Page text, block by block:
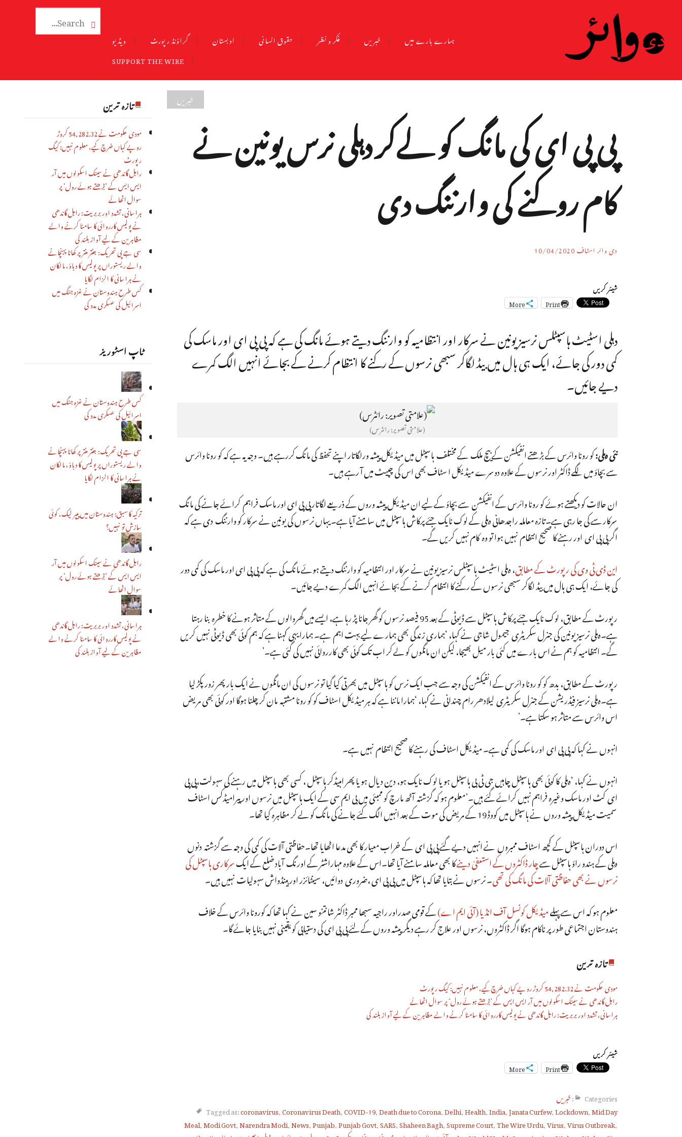
ہمارے بارے میں خبریں فکر و نظر حقوق انسانی ادبستان گراؤنڈ رپورٹ
ویڈیو
SUPPORT THE WIRE

تازہ ترین
مودی حکومت نے 54,282.32 کروڑ
روپے کہاں خرچ کیے، معلوم نہیں: کیگ
رپورٹ
راہل گاندھی نے سینک اسکولوں میں آر
ایس ایس کے ’بڑھتے ہوئے رول‘ پر
سوال اٹھائے
ہراسانی، تشدد اور بربریت: راہل گاندھی
نے پولیس کارروائی کا سامنا کرنے والے
مظاہرین کے لیے آواز بلند کی
سی جے پی تحریک: جنتر منتر پر کھانا پہنچانے
والے ریستوراں پر پولیس کا دباؤ، مالکان
نے ہراسانی کا الزام لگایا
کس طرح ہندوستان نے غزہ جنگ میں
اسرائیل کی عسکری مدد کی
ٹاپ اسٹوریز
کس طرح ہندوستان نے غزہ جنگ میں
اسرائیل کی عسکری مدد کی
سی جے پی تحریک: جنتر منتر پر کھانا پہنچانے
والے ریستوراں پر پولیس کا دباؤ، مالکان
نے ہراسانی کا الزام لگایا
ترکیہ کا سبق: ہندوستان میں پیپر لیک، کوئی
سازش تو نہیں؟
راہل گاندھی نے سینک اسکولوں میں آر
ایس ایس کے ’بڑھتے ہوئے رول‘ پر
سوال اٹھائے
ہراسانی، تشدد اور بربریت: راہل گاندھی
نے پولیس کارروائی کا سامنا کرنے والے
مظاہرین کے لیے آواز بلند کی
خبریں
پی پی ای کی مانگ کو لےکر دہلی نرس یونین نے
کام روکنے کی وارننگ دی
دی وائر اسٹاف10/04/2020
شیئر کریں
Print
More
دہلی اسٹیٹ ہاسپٹلس نرسیز یونین نے سرکار اور انتظامیہ کو وارننگ دیتے ہوئے مانگ کی ہے کہ پی پی ای اور ماسک کی
کمی دور کی جائے، ایک ہی ہال میں بیڈ لگاکر سبھی نرسوں کے رکنے کا انتظام کرنے کے بجائے انہیں الگ کمرے
دیے جائیں۔
(علامتی تصویر: رائٹرس)
نئی دہلی:کو رونا وائرس کے بڑھتے انفیکشن کے بیچ ملک کے مختلف ہاسپٹل میں میڈیکل پیشہ ورلگاتار اپنے تحفظ کی مانگ کررہے ہیں۔ وجہ یہ ہے کہ کو رونا وائرس
سے بچاؤ میں لگے ڈاکٹر اور نرسوں کے علاوہ دوسرے میڈیکل ا سٹاف بھی اس کی چپیٹ میں آ رہے ہیں۔
ان حالات کو دیکھتے ہوئے کو رونا وائرس کے انفیکشن سے بچاؤ کے لیے ان میڈیکل پیشہ وروں کے ذریعے لگاتار پی پی ای اور ماسک فراہم کرائے جانے کی مانگ
سرکار سے کی جا رہی ہے۔تازہ معاملہ راجدھانی دہلی کے لوک نایک جئے پرکاش ہاسپٹل میں سامنے آیا ہے۔ یہاں نرسوں کی یونین نے سرکار کو وارننگ دی ہے کہ
اگر پی پی ای اور رہنے کا صحیح انتظام نہیں ہوا تو وہ کام نہیں کریں گے۔
این ڈی ٹی وی کی رپورٹ کے مطابق، دہلی اسٹیٹ ہاسپٹلس نرسیز یونین نے سرکار اور انتظامیہ کو وارننگ دیتے ہوئے مانگ کی ہے کہ پی پی ای اور ماسک کی کمی دور
کی جائے، ایک ہی ہال میں بیڈ لگاکر سبھی نرسوں کے رکنے کا انتظام کرنے کے بجائے انہیں الگ کمرے دیے جائیں۔
رپورٹ کے مطابق، لوک نایک جئے پرکاش ہاسپٹل سے ڈیوٹی کے بعد 95 فیصد نرسوں کو گھر جانا پڑ رہا ہے، ایسے میں گھروالوں کے متاثر ہونے کا خطرہ بنا رہتا
ہے۔دہلی نرسیز یونین کی جنرل سکریٹری جیمول شاجی نے کہا، ‘ہماری زندگی بھی ہمارے لیے بہت اہم ہے۔ ہمارا یہی کہنا ہے کہ ہم کوئی بھی ڈیوٹی نہیں کریں
گے۔ انتظامیہ کو ہم نے اس بارے میں کئی بار میل بھیجا، لیکن ان مانگوں کو لے کر اب تک کوئی بھی کارروائی نہیں کی گئی ہے۔’
رپورٹ کے مطابق، بدھ کو کو رونا وائرس کے انفیکشن کی وجہ سے جب ایک نرس کو ہاسپٹل میں بھرتی کیا گیا تو نرسوں کی ان مانگوں نے ایک بار پھر زور پکڑ لیا
ہے۔دہلی نرسیز فیڈریشن کے جنرل سکریٹری لیلادھر رام چندانی نے کہا، ‘ہمارا ماننا ہے کہ ہر میڈیکل اسٹاف کو کو رونا مشتبہ مان کر چلنا ہوگا اور کوئی بھی مریض
اس وائرس سے متاثر ہو سکتا ہے۔’
انہوں نے کہا کہ پی پی ای اور ماسک کی کمی ہے۔ میڈیکل اسٹاف کی رہنے کا صحیح انتظام نہیں ہے۔
انہوں نے کہا، ‘دہلی کا کوئی بھی ہاسپٹل چاہیں جی ٹی بی ہاسپٹل ہو یا لوک نایک ہو، دین دیال ہو یا پھر امبیڈکر ہاسپٹل ، کسی بھی ہاسپٹل میں رہنے کی سہولت،پی پی
ای کٹ اور ماسک وغیرہ فراہم نہیں کرائے گئے ہیں۔’معلوم ہو کہ گزشتہ آٹھ مارچ کو ممبئی میں بی ایم سی کے ایک ہاسپٹل میں نرسوں اور پیرامیڈکس اسٹاف
سمیت میڈیکل پیشہ وروں نے ہاسپٹل میں کووڈ 19 کے مریض کی موت کے بعد انہیں الگ کئے جانے کی مانگ کو لے کر مظاہرہ کیا تھا۔
اس دوران ہاسپٹل کے کچھ اسٹاف ممبروں نے انہیں دیے گئے پی پی ای کے خراب معیار کا بھی مدعا اٹھایا تھا۔حفاظتی آلات کی کمی کی وجہ سے گزشتہ دنوں
دہلی کے ہندو راؤ ہاسپٹل سےچار ڈاکٹروں کے استعفیٰ دینےکا بھی معاملہ سامنے آیا تھا۔اس کے علاوہ مہاراشٹر کے اورنگ آباد ضلع کے ایکسرکاری ہاسپٹل کی
نرسوں نے بھی حفاظتی آلات کی مانگ کی تھی۔ نرسوں نے بتایا تھا کہ ہاسپٹل میں پی پی ای ،ضروری دوائیں، سینٹائزر اور ہینڈواش سہولیات نہیں ہیں۔
معلوم ہو کہ اس سے پہلےمیڈیکل کونسل آف انڈیا (آئی ایم اے)کے قومی صدراور راجیہ سبھا ممبر ڈاکٹر شانتنو سین نے کہا تھا کہ کورونا وائرس کے خلاف
ہندوستان اجتماعی طور پر ناکام ہوگا اگر ڈاکٹروں، نرسوں اور علاج کر رہے دیگرپیشہ وروں کے لئے پی پی ای کی دستیابی کو یقینی نہیں بنایا جائے گا۔
تازہ ترین
مودی حکومت نے 54,282.32 کروڑ روپے کہاں خرچ کیے، معلوم نہیں: کیگ رپورٹ
راہل گاندھی نے سینک اسکولوں میں آر ایس ایس کے ’بڑھتے ہوئے رول‘ پر سوال اٹھائے
ہراسانی، تشدد اور بربریت: راہل گاندھی نے پولیس کارروائی کا سامنا کرنے والے مظاہرین کے لیے آواز بلند کی
شیئر کریں
Print
More
Categories: خبریں
Tagged as:coronavirus,Coronavirus Death,COVID-19,Death due to Corona,Delhi,Health,India,Janata Curfew,Lockdown,Mid Day
Meal,Modi Govt,Narendra Modi,News,Punjab,Punjab Govt,SARS,Shaheen Bagh,Supreme Court,The Wire Urdu,Virus,Virus Outbreak,